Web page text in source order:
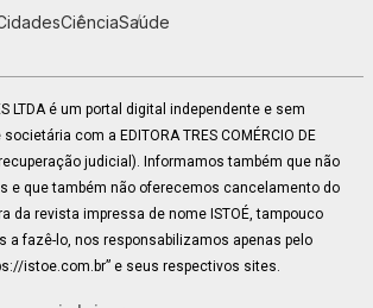
CiênciaSaúde
LTDA é um portal digital independente e sem
com a EDITORA TRES COMÉRCIO DE
(recuperação judicial). Informamos também que não
e que também não oferecemos cancelamento do
da revista impressa de nome ISTOÉ, tampouco
a fazê-lo, nos responsabilizamos apenas pelo
istoe.com.br” e seus respectivos sites.